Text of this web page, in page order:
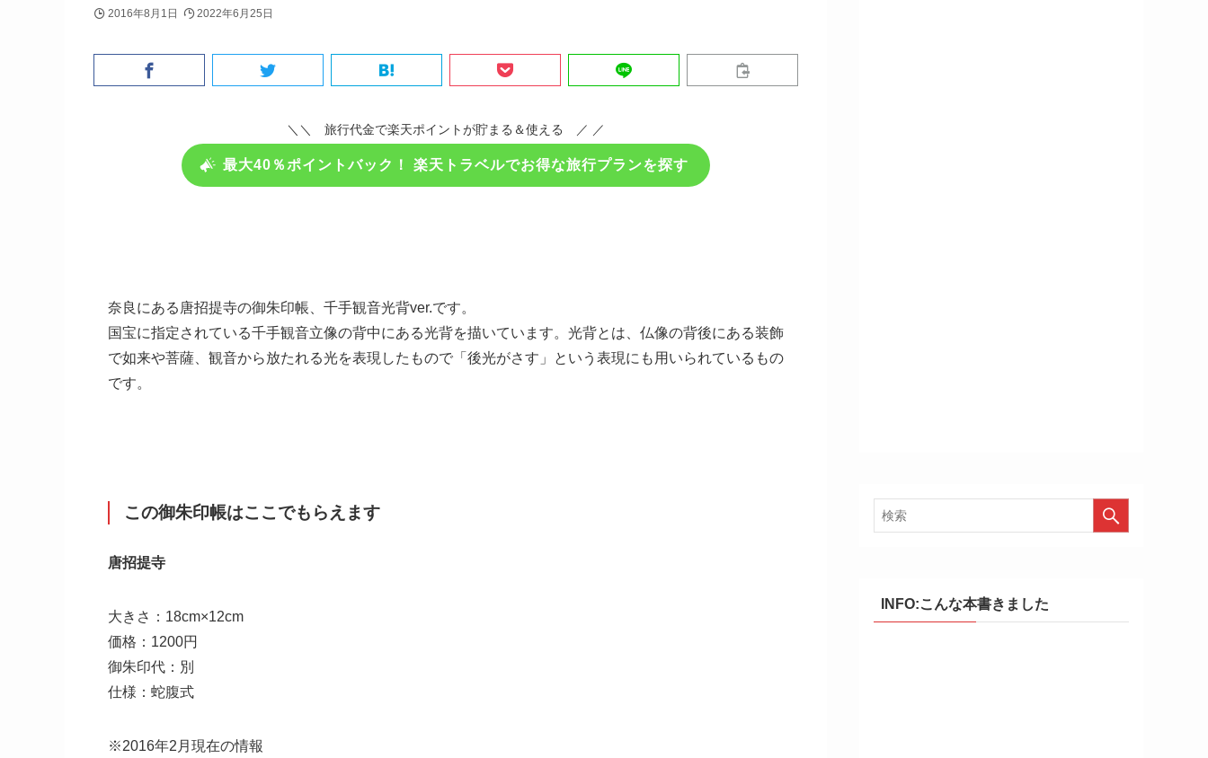
2016年8月1日 2022年6月25日
＼＼ 旅行代金で楽天ポイントが貯まる＆使える ／ ／
最大40％ポイントバック！ 楽天トラベルでお得な旅行プランを探す
奈良にある唐招提寺の御朱印帳、千手観音光背ver.です。
国宝に指定されている千手観音立像の背中にある光背を描いています。光背とは、仏像の背後にある装飾
で如来や菩薩、観音から放たれる光を表現したもので「後光がさす」という表現にも用いられているもの
です。
この御朱印帳はここでもらえます
唐招提寺
大きさ：18cm×12cm
価格：1200円
御朱印代：別
仕様：蛇腹式
※2016年2月現在の情報
INFO:こんな本書きました